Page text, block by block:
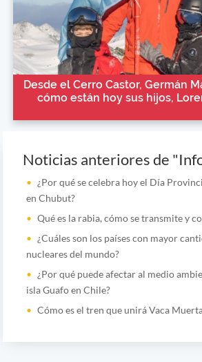
Desde el Cerro Castor, Germán
cómo están hoy sus hijos,
Noticias anteriores de
¿Por qué se celebra hoy el Día
en Chubut?
Qué es la rabia, cómo se transmite y
¿Cuáles son los países con mayor
nucleares del mundo?
¿Por qué puede afectar al medio
isla Guafo en Chile?
Cómo es el tren que unirá Vaca